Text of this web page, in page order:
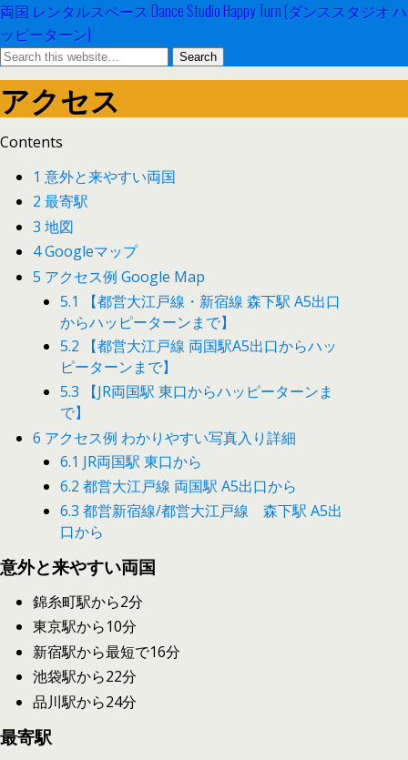
両国 レンタルスペース Dance Studio Happy Turn (ダンススタジオ ハ
ッピーターン)
アクセス
Contents
1 意外と来やすい両国
2 最寄駅
3 地図
4Googleマップ
5 アクセス例 Google Map
5.1
【都営大江戸線・新宿線 森下駅 A5出口
からハッピーターンまで】
5.2 【都営大江戸線 両国駅A5出口からハッ
ピーターンまで】
5.3 【JR両国駅 東口からハッピーターンま
で】
6 アクセス例 わかりやすい写真入り詳細
6.1 JR両国駅 東口から
6.2 都営大江戸線 両国駅 A5出口から
6.3 都営新宿線/都営大江戸線 森下駅 A5出
口から
意外と来やすい両国
錦糸町駅から2分
東京駅から10分
新宿駅から最短で16分
池袋駅から22分
品川駅から24分
最寄駅